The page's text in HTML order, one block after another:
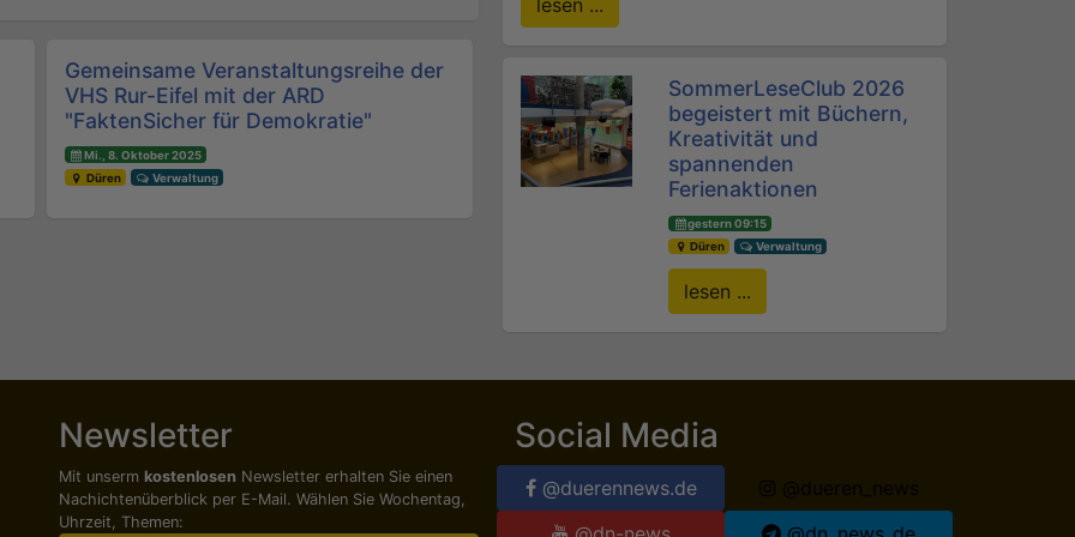
Gemeinsame Veranstaltungsreihe der
VHS Rur-Eifel mit der ARD
"FaktenSicher für Demokratie"
Mi., 8. Oktober 2025
Düren
Verwaltung
lesen ...
SommerLeseClub 2026
begeistert mit Büchern,
Kreativität und
spannenden
Ferienaktionen
gestern 09:15
Düren
Verwaltung
lesen ...
Newsletter
Mit unserm kostenlosen Newsletter erhalten Sie einen
Nachichten­überblick per E-Mail. Wählen Sie Wochentag,
Uhrzeit, Themen:
Social Media
@duerennews.de